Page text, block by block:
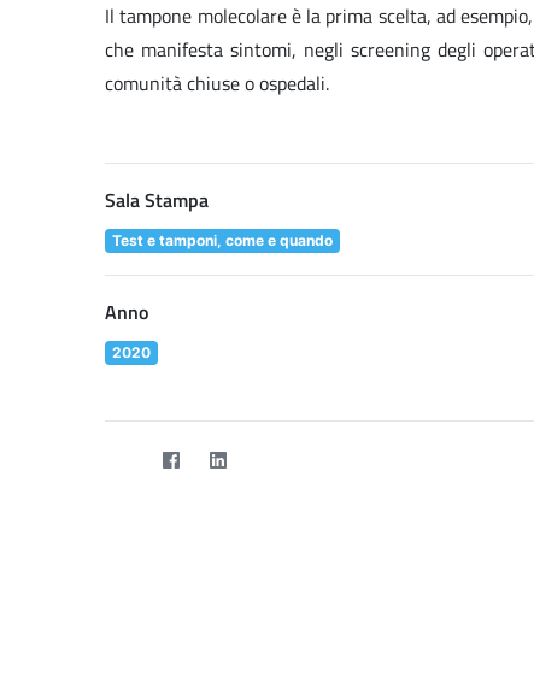
Il tampone molecolare è la prima scelta, ad
che manifesta sintomi, negli screening degli
comunità chiuse o ospedali.
Sala Stampa
Test e tamponi, come e quando
Anno
2020